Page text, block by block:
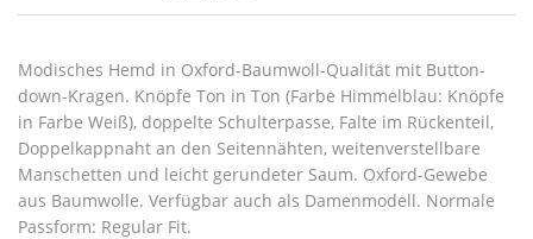
Modisches Hemd in Oxford-Baumwoll-Qualität mit Button-
down-Kragen. Knöpfe Ton in Ton (Farbe Himmelblau: Knöpfe
in Farbe Weiß), doppelte Schulterpasse, Falte im Rückenteil,
Doppelkappnaht an den Seitennähten, weitenverstellbare
Manschetten und leicht gerundeter Saum. Oxford-Gewebe
aus Baumwolle. Verfügbar auch als Damenmodell. Normale
Passform: Regular Fit.